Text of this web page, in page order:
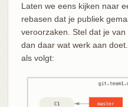
Laten we eens kijken naar
rebasen dat je publiek
veroorzaken. Stel dat je
dan daar wat werk aan
als volgt: